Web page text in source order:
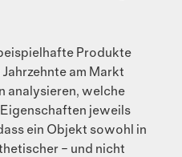
Produkte
am Markt
analysieren, welche
jeweils
ein Objekt sowohl in
– und nicht